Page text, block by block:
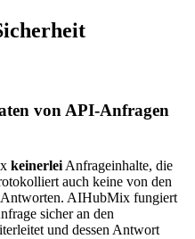
von API-Anfragen
keinerlei Anfrageinhalte, die
auch keine von den
Antworten. AIHubMix fungiert
sicher an den
und dessen Antwort